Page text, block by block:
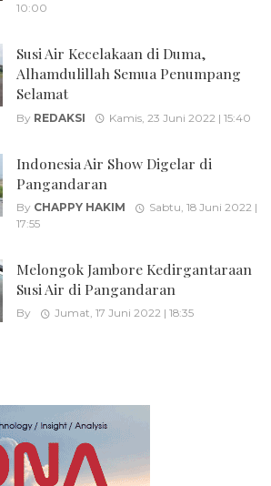
10:00
Susi Air Kecelakaan di Duma,
Alhamdulillah Semua Penumpang
Selamat
By REDAKSI Kamis, 23 Juni 2022 | 15:40
Indonesia Air Show Digelar di
Pangandaran
By CHAPPY HAKIM
Sabtu, 18 Juni 2022 |
17:55
Melongok Jambore Kedirgantaraan
Susi Air di Pangandaran
By Jumat, 17 Juni 2022 | 18:35